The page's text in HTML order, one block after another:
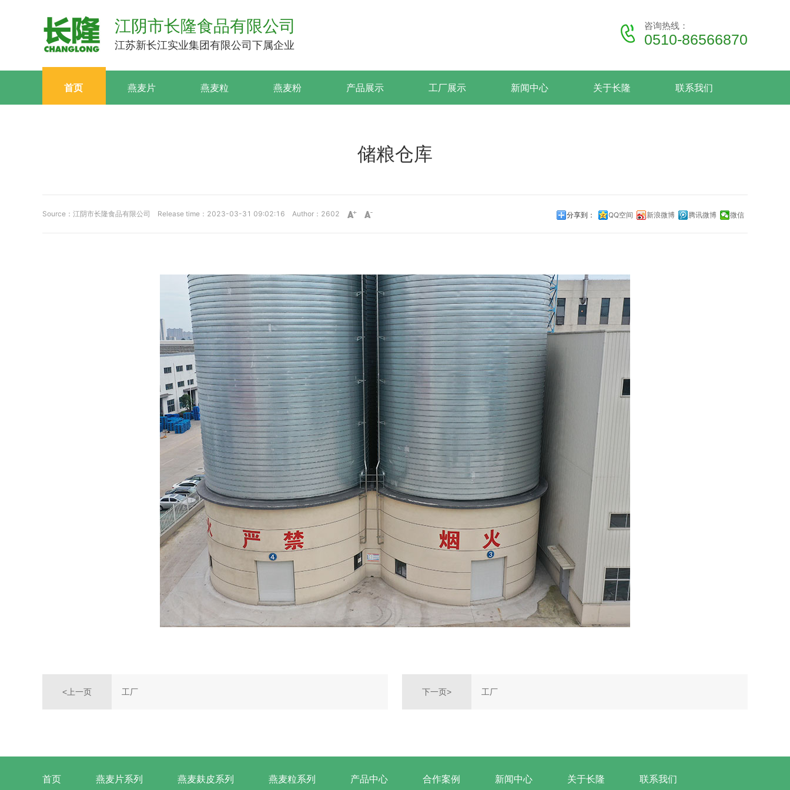
江阴市长隆食品有限公司
江苏新长江实业集团有限公司下属企业
咨询热线：
0510-86566870
首页 燕麦片 燕麦粒 燕麦粉 产品展示 工厂展示 新闻中心 关于长隆 联系我们
储粮仓库
Source：江阴市长隆食品有限公司 Release time：2023-03-31 09:02:16 Author：2602 分享到： QQ空间 新浪微博 腾讯微博 微信
<上一页 工厂 下一页> 工厂
首页 燕麦片系列 燕麦麸皮系列 燕麦粒系列 产品中心 合作案例 新闻中心 关于长隆 联系我们